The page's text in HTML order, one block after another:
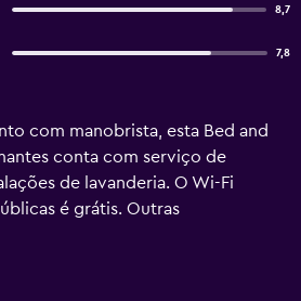
8,7
7,8
com manobrista, esta Bed and
conta com serviço de
de lavanderia. O Wi-Fi
é grátis. Outras
in expresso, check-out
excursões/ingressos. B&B